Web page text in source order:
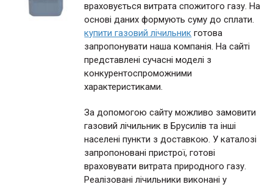
враховується витрата спожитого газу. На
основі даних формують суму до сплати.
купити газовий лічильник готова
запропонувати наша компанія. На сайті
представлені сучасні моделі з
конкурентоспроможними
характеристиками.
За допомогою сайту можливо замовити
газовий лічильник в Брусилів та інші
населені пункти з доставкою. У каталозі
запропоновані пристрої, готові
враховувати витрата природного газу.
Реалізовані лічильники виконані у